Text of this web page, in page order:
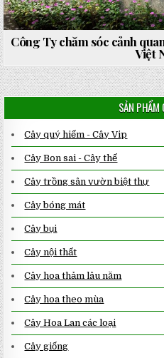
Công Ty chăm sóc cảnh
Việt
SẢN PHẨM
Cây quý hiếm - Cây Vip
Cây Bon sai - Cây thế
Cây trồng sân vườn biệt thự
Cây bóng mát
Cây bụi
Cây nội thất
Cây hoa thảm lâu năm
Cây hoa theo mùa
Cây Hoa Lan các loại
Cây giống